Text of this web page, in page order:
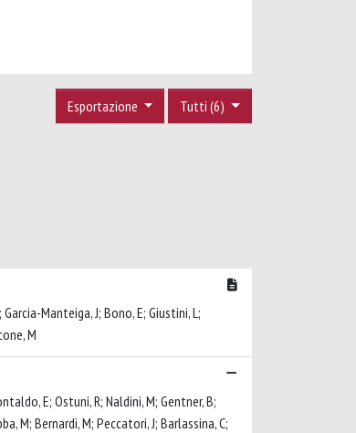
Tutti (6)
Esportazione
Manteiga, J; Bono, E; Giustini, L;
M
E; Ostuni, R; Naldini, M; Gentner, B;
M; Bernardi, M; Peccatori, J; Barlassina, C;